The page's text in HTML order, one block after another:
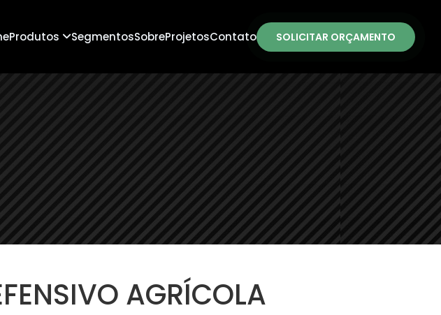
Produtos SegmentosSobreProjetosContato SOLICITAR ORÇAMENTO
AGRÍCOLA